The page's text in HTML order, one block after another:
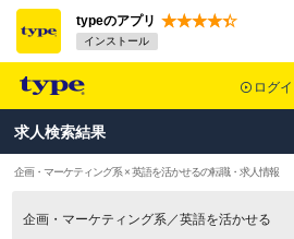
typeのアプリ
インストール
ログ
求人検索結果
企画・マーケティング系 × 英語を活かせるの転職・求人情報
企画・マーケティング系／英語を活かせる